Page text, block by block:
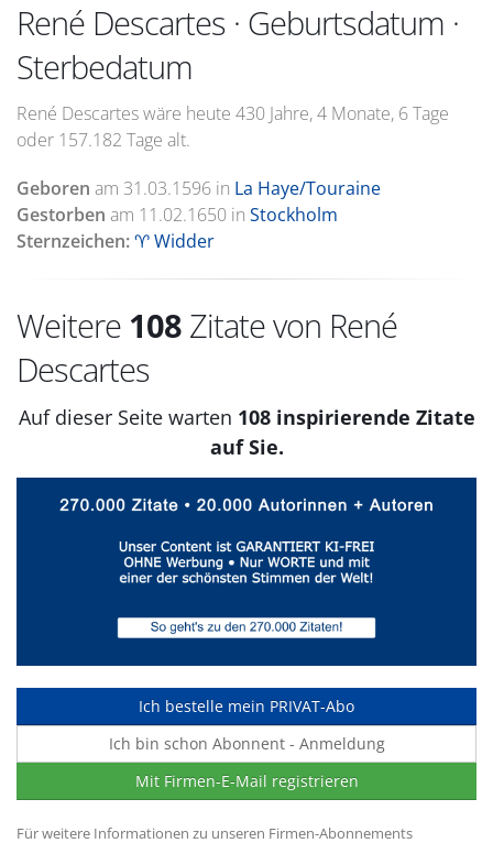
René Descartes · Geburtsdatum ·
Sterbedatum
René Descartes wäre heute 430 Jahre, 4 Monate, 6 Tage
oder 157.182 Tage alt.
Geboren am 31.03.1596 in La Haye/Touraine
Gestorben am 11.02.1650 in Stockholm
Sternzeichen:♈ Widder
Weitere 108 Zitate von René
Descartes
Auf dieser Seite warten 108 inspirierende Zitate
auf Sie.
Ich bestelle mein PRIVAT-Abo
Ich bin schon Abonnent - Anmeldung
Mit Firmen-E-Mail registrieren
Für weitere Informationen zu unseren Firmen-Abonnements